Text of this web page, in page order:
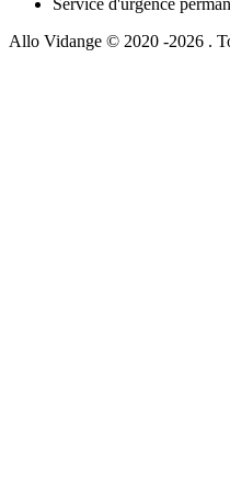
Allo Vidange © 2020 -2026 .